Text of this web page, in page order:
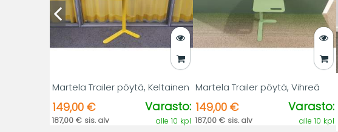
Martela Trailer pöytä, Keltainen
149,00 €
187,00 € sis. alv
Varasto:
alle 10 kpl
Martela Trailer pöytä, Vihreä
149,00 €
187,00 € sis. alv
Varasto:
alle 10 kpl